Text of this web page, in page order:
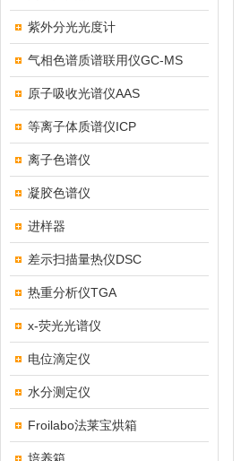
紫外分光光度计
气相色谱质谱联用仪GC-MS
原子吸收光谱仪AAS
等离子体质谱仪ICP
离子色谱仪
凝胶色谱仪
进样器
差示扫描量热仪DSC
热重分析仪TGA
x-荧光光谱仪
电位滴定仪
水分测定仪
Froilabo法莱宝烘箱